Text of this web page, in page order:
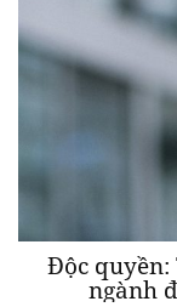
Độc
ngành